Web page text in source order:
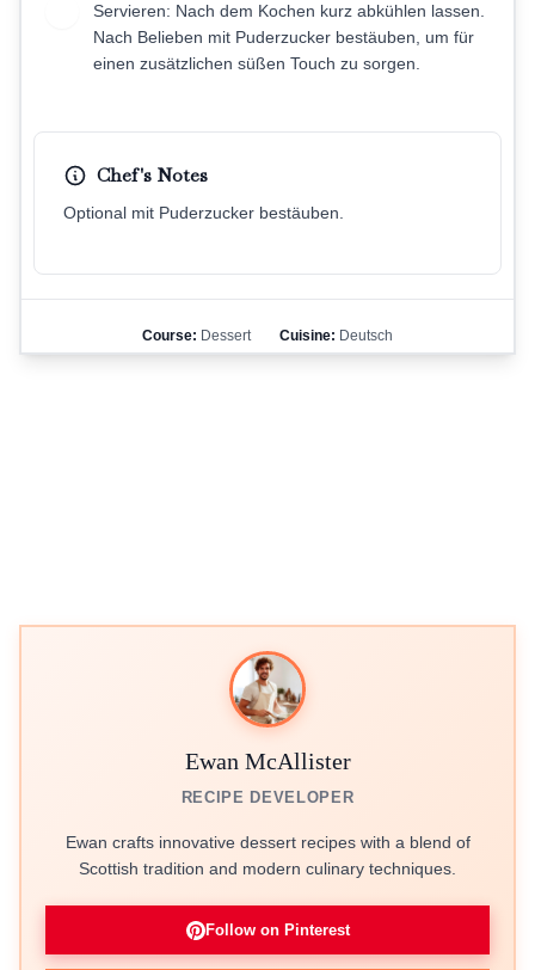
Servieren: Nach dem Kochen kurz abkühlen lassen.
Nach Belieben mit Puderzucker bestäuben, um für
einen zusätzlichen süßen Touch zu sorgen.
Chef's Notes
Optional mit Puderzucker bestäuben.
Course: Dessert Cuisine: Deutsch
Ewan McAllister
RECIPE DEVELOPER
Ewan crafts innovative dessert recipes with a blend of
Scottish tradition and modern culinary techniques.
Follow on Pinterest